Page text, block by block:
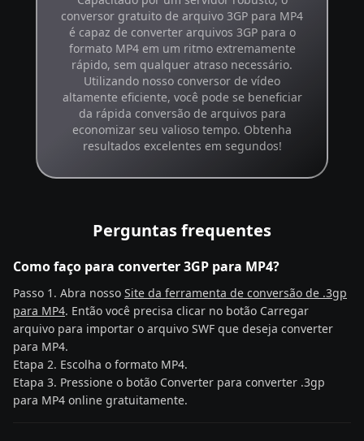
conversor gratuito de arquivo 3GP para MP4
é capaz de converter arquivos 3GP para o
formato MP4 em um ritmo extremamente
rápido, sem qualquer atraso necessário.
Utilizando nosso conversor de vídeo
altamente eficiente, você pode se beneficiar
da rápida conversão de arquivos para
economizar seu valioso tempo. Obtenha
resultados excelentes em segundos!
Perguntas frequentes
Como faço para converter 3GP para MP4?
Passo 1. Abra nosso Site da ferramenta de conversão de .3gp
para MP4. Então você precisa clicar no botão Carregar
arquivo para importar o arquivo SWF que deseja converter
para MP4.
Etapa 2. Escolha o formato MP4.
Etapa 3. Pressione o botão Converter para converter .3gp
para MP4 online gratuitamente.